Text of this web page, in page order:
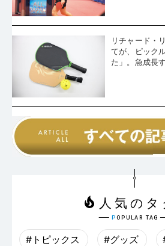
リチャード・
てが、ピック
た」。急成長
#トピックス #グッズ